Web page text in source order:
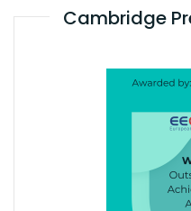
Cambridge